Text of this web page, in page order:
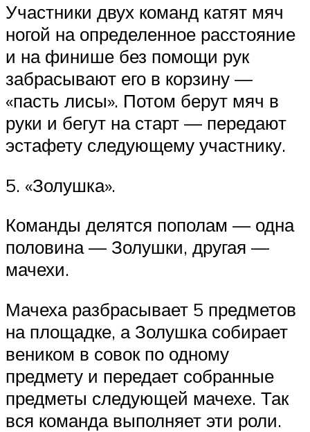
Участники двух команд катят мяч
ногой на определенное расстояние
и на финише без помощи рук
забрасывают его в корзину —
«пасть лисы». Потом берут мяч в
руки и бегут на старт — передают
эстафету следующему участнику.
5. «Золушка».
Команды делятся пополам — одна
половина — Золушки, другая —
мачехи.
Мачеха разбрасывает 5 предметов
на площадке, а Золушка собирает
веником в совок по одному
предмету и передает собранные
предметы следующей мачехе. Так
вся команда выполняет эти роли.